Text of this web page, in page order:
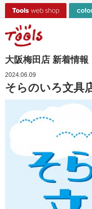
大阪梅田店 新着情報
2024.06.09
そらのいろ文具